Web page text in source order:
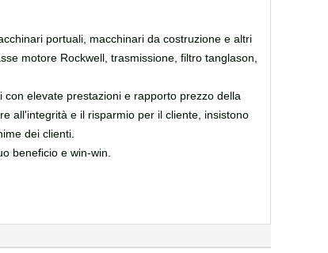
portuali, macchinari da costruzione e altri
motore Rockwell, trasmissione, filtro tanglason,
elevate prestazioni e rapporto prezzo della
all'integrità e il risparmio per il cliente, insistono
dei clienti.
beneficio e win-win.